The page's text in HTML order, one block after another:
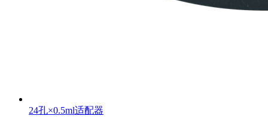
24孔×0.5ml适配器